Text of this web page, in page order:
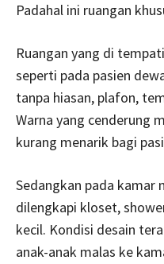
Padahal ini ruangan
Ruangan yang di
seperti pada pasien
tanpa hiasan, plafon,
Warna yang cenderung
kurang menarik bagi
Sedangkan pada
dilengkapi kloset,
kecil. Kondisi desain
anak-anak malas ke